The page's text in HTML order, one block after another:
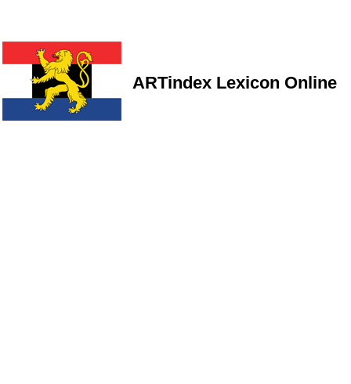
ARTindex Lexicon Online